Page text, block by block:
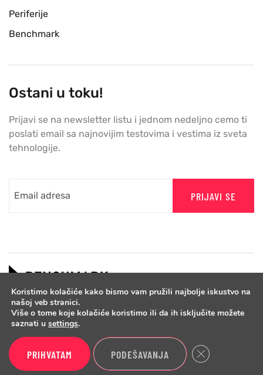
Periferije
Benchmark
Ostani u toku!
Prijavi se na newsletter listu i jednom nedeljno cemo ti
poslati email sa najnovijim testovima i vestima iz sveta
tehnologije.
PRIJAVI SE
Copyright © 2026 Benchmark.
Koristimo kolačiće kako bismo vam pružili najbolje iskustvo na
našoj veb stranici.
Više o tome koje kolačiće koristimo ili da ih isključite možete
saznati u settings.
PRIHVATAM PODEŠAVANJA Close GDPR